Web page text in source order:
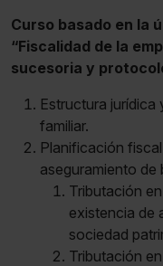
Curso basado en la
“Fiscalidad de la
sucesoria y
Estructura jurídica
familiar.
Planificación
aseguramiento
Tributación
existencia de
sociedad
Tributación